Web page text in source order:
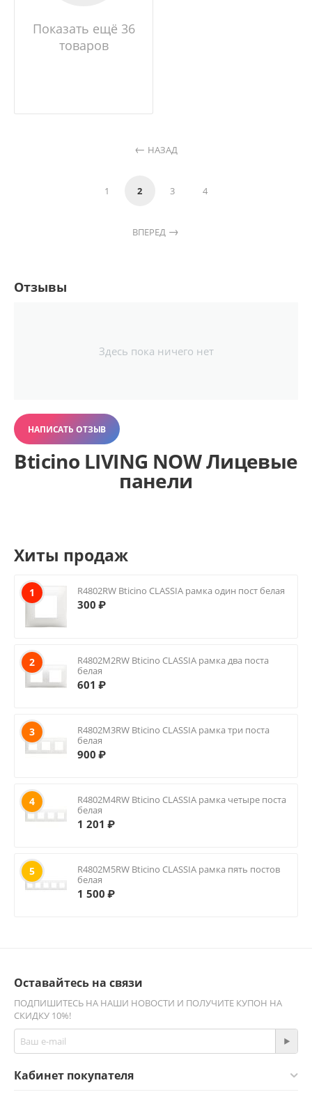
Показать ещё 36
товаров
НАЗАД
1 2 3 4
ВПЕРЕД
Отзывы
Здесь пока ничего нет
НАПИСАТЬ ОТЗЫВ
Bticino LIVING NOW Лицевые
панели
Хиты продаж
1 R4802RW Bticino CLASSIA рамка один пост белая
300 ₽
2
R4802M2RW Bticino CLASSIA рамка два поста
белая
601 ₽
3
R4802M3RW Bticino CLASSIA рамка три поста
белая
900 ₽
4
R4802M4RW Bticino CLASSIA рамка четыре поста
белая
1 201 ₽
5
R4802M5RW Bticino CLASSIA рамка пять постов
белая
1 500 ₽
Оставайтесь на связи
ПОДПИШИТЕСЬ НА НАШИ НОВОСТИ И ПОЛУЧИТЕ КУПОН НА
СКИДКУ 10%!
Кабинет покупателя